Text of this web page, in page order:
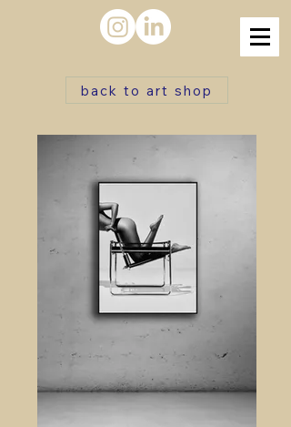
back to art shop